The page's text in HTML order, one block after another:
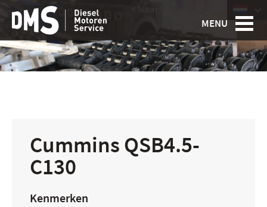
MENU
Cummins QSB4.5-
C130
Kenmerken